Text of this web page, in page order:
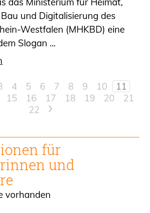
und Digitalisierung des
Westfalen (MHKBD) eine
Slogan ...
4 5 6 7 8 9 10
11
15 16 17 18 19 20
21
22
>
für
innen und
vorhanden